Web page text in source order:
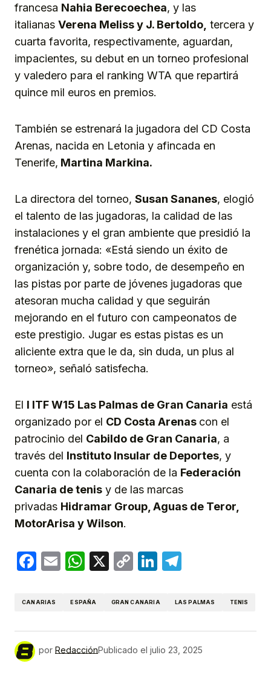
francesa Nahia Berecoechea, y las
italianas Verena Meliss y J. Bertoldo, tercera y
cuarta favorita, respectivamente, aguardan,
impacientes, su debut en un torneo profesional
y valedero para el ranking WTA que repartirá
quince mil euros en premios.
También se estrenará la jugadora del CD Costa
Arenas, nacida en Letonia y afincada en
Tenerife, Martina Markina.
La directora del torneo, Susan Sananes, elogió
el talento de las jugadoras, la calidad de las
instalaciones y el gran ambiente que presidió la
frenética jornada: «Está siendo un éxito de
organización y, sobre todo, de desempeño en
las pistas por parte de jóvenes jugadoras que
atesoran mucha calidad y que seguirán
mejorando en el futuro con campeonatos de
este prestigio. Jugar es estas pistas es un
aliciente extra que le da, sin duda, un plus al
torneo», señaló satisfecha.
El I ITF W15 Las Palmas de Gran Canaria está
organizado por el CD Costa Arenas con el
patrocinio del Cabildo de Gran Canaria, a
través del Instituto Insular de Deportes, y
cuenta con la colaboración de la Federación
Canaria de tenis y de las marcas
privadas Hidramar Group, Aguas de Teror,
MotorArisa y Wilson.
Facebook
EmailWhatsApp
X
CopyLinkedIn
CANARIAS ESPAÑA GRAN CANARIA LAS PALMAS TENIS
por RedacciónPublicado el julio 23, 2025